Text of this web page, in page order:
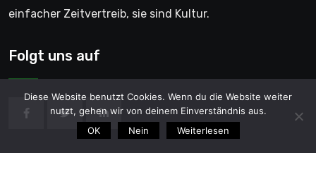
einfacher Zeitvertreib, sie sind Kultur.
Folgt uns auf
Diese Website benutzt Cookies. Wenn du die Website weiter
nutzt, gehen wir von deinem Einverständnis aus.
OK
Nein Weiterlesen